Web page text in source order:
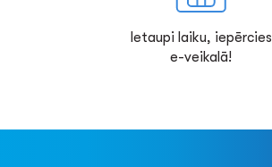
Ietaupi laiku, iepērcies
e-veikalā!